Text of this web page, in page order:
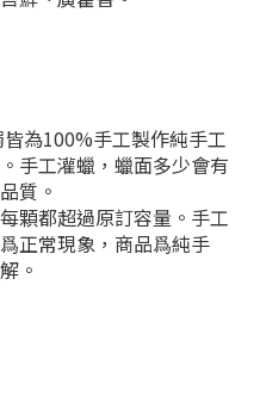
為100%手工製作純手工
手工灌蠟，蠟面多少會有
質。
顆都超過原訂容量。手工
正常現象，商品爲純手
。